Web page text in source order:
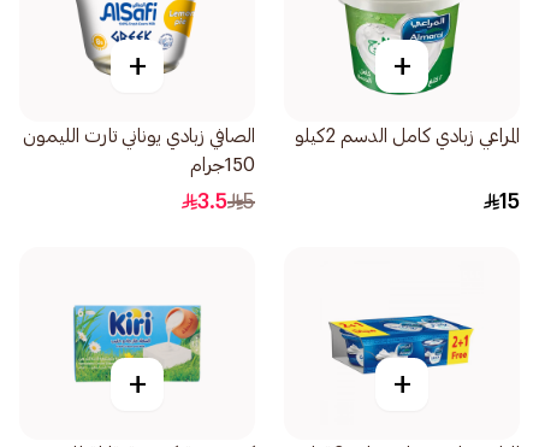
+
المراعي زبادي كامل الدسم 2كيلو
15
+
الصافي زبادي يوناني تارت الليمون
150جرام
5
3.5
+
+